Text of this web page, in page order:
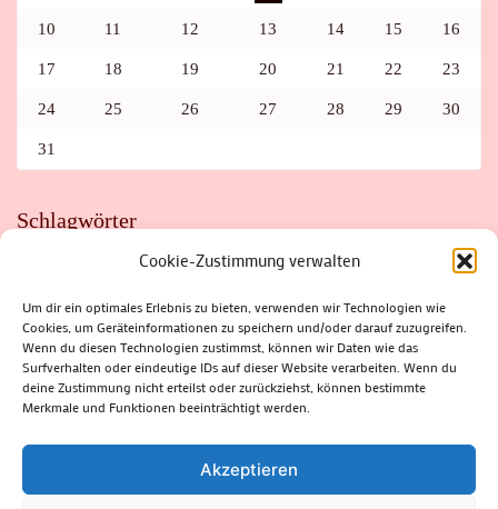
Cookie-Zustimmung verwalten
Um dir ein optimales Erlebnis zu bieten, verwenden wir Technologien wie
Cookies, um Geräteinformationen zu speichern und/oder darauf zuzugreifen.
Wenn du diesen Technologien zustimmst, können wir Daten wie das
Surfverhalten oder eindeutige IDs auf dieser Website verarbeiten. Wenn du
deine Zustimmung nicht erteilst oder zurückziehst, können bestimmte
Merkmale und Funktionen beeinträchtigt werden.
Akzeptieren
10 11 12 13 14 15 16
17 18 19 20 21 22 23
24 25 26 27 28 29 30
31
Schlagwörter
FAHRRAD
FLOHMARKT FOLK GEWINNSPIEL
HITZE
HITZEFALLE AUTO
IRISH DANCE JAZZ
KABARETT
KINDER
KIRMES KLASSIK
KLEINE SUHLER REIHE
KRIMI
KULTUR LESUNG LOTTO
MEININGEN
PARASITEN
PILZE SCHLEUSINGEN
SCHULWEG
SOMMERFERIEN
SPORT SRH
STADTFEST
STADTMARKETING
STRASSENSPERRUNG
SUHL
SUHLER FRÜHLING
SUHLER STADTMARKETING
THÜRINGER WALD
ZELLA-MEHLIS